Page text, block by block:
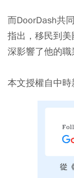
而DoorDash共
指出，移民到
深影響了他的職
本文授權自中時